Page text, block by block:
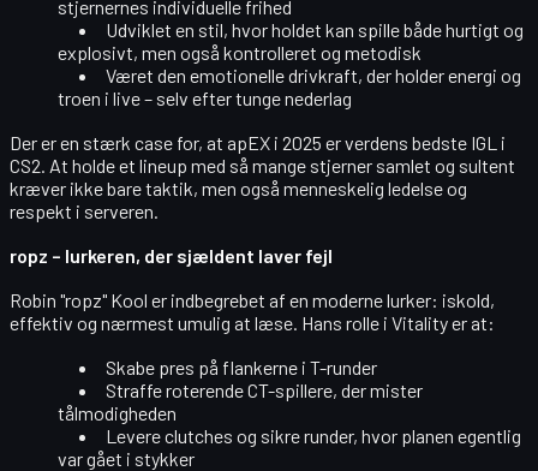
stjernernes individuelle frihed
Udviklet en stil, hvor holdet kan spille bådehurtigt og
explosivt, men også kontrolleret og metodisk
Været den emotionelle drivkraft, der holder energi og
troen i live – selv efter tunge nederlag
Der er en stærk case for, at apEX i 2025 erverdens bedste IGL i
CS2. At holde et lineup med så mange stjerner samlet og sultent
kræver ikke bare taktik, men også menneskelig ledelse og
respekt i serveren.
ropz – lurkeren, der sjældent laver fejl
Robin "ropz" Kool er indbegrebet af en modernelurker: iskold,
effektiv og nærmest umulig at læse. Hans rolle i Vitality er at:
Skabe pres på flankerne i T-runder
Straffe roterende CT-spillere, der mister
tålmodigheden
Levereclutches og sikre runder, hvor planen egentlig
var gået i stykker